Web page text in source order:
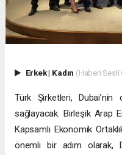
Erkek| Kadın (Haberi Sesli
Türk Şirketleri,
sağlayacak. Birleşik Arap
Kapsamlı Ekonomik
önemli bir adım olarak,